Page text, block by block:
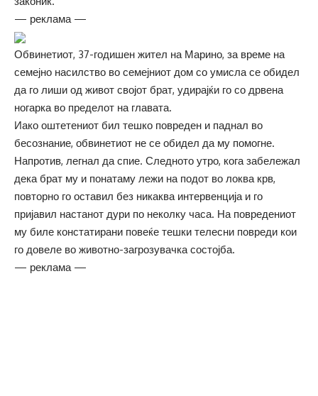
— реклама —
Обвинетиот, 37-годишен жител на Марино, за време на
семејно насилство во семејниот дом со умисла се обидел
да го лиши од живот својот брат, удирајќи го со дрвена
ногарка во пределот на главата.
Иако оштетениот бил тешко повреден и паднал во
бесознание, обвинетиот не се обидел да му помогне.
Напротив, легнал да спие. Следното утро, кога забележал
дека брат му и понатаму лежи на подот во локва крв,
повторно го оставил без никаква интервенција и го
пријавил настанот дури по неколку часа. На повредениот
му биле констатирани повеќе тешки телесни повреди кои
го довеле во животно-загрозувачка состојба.
— реклама —